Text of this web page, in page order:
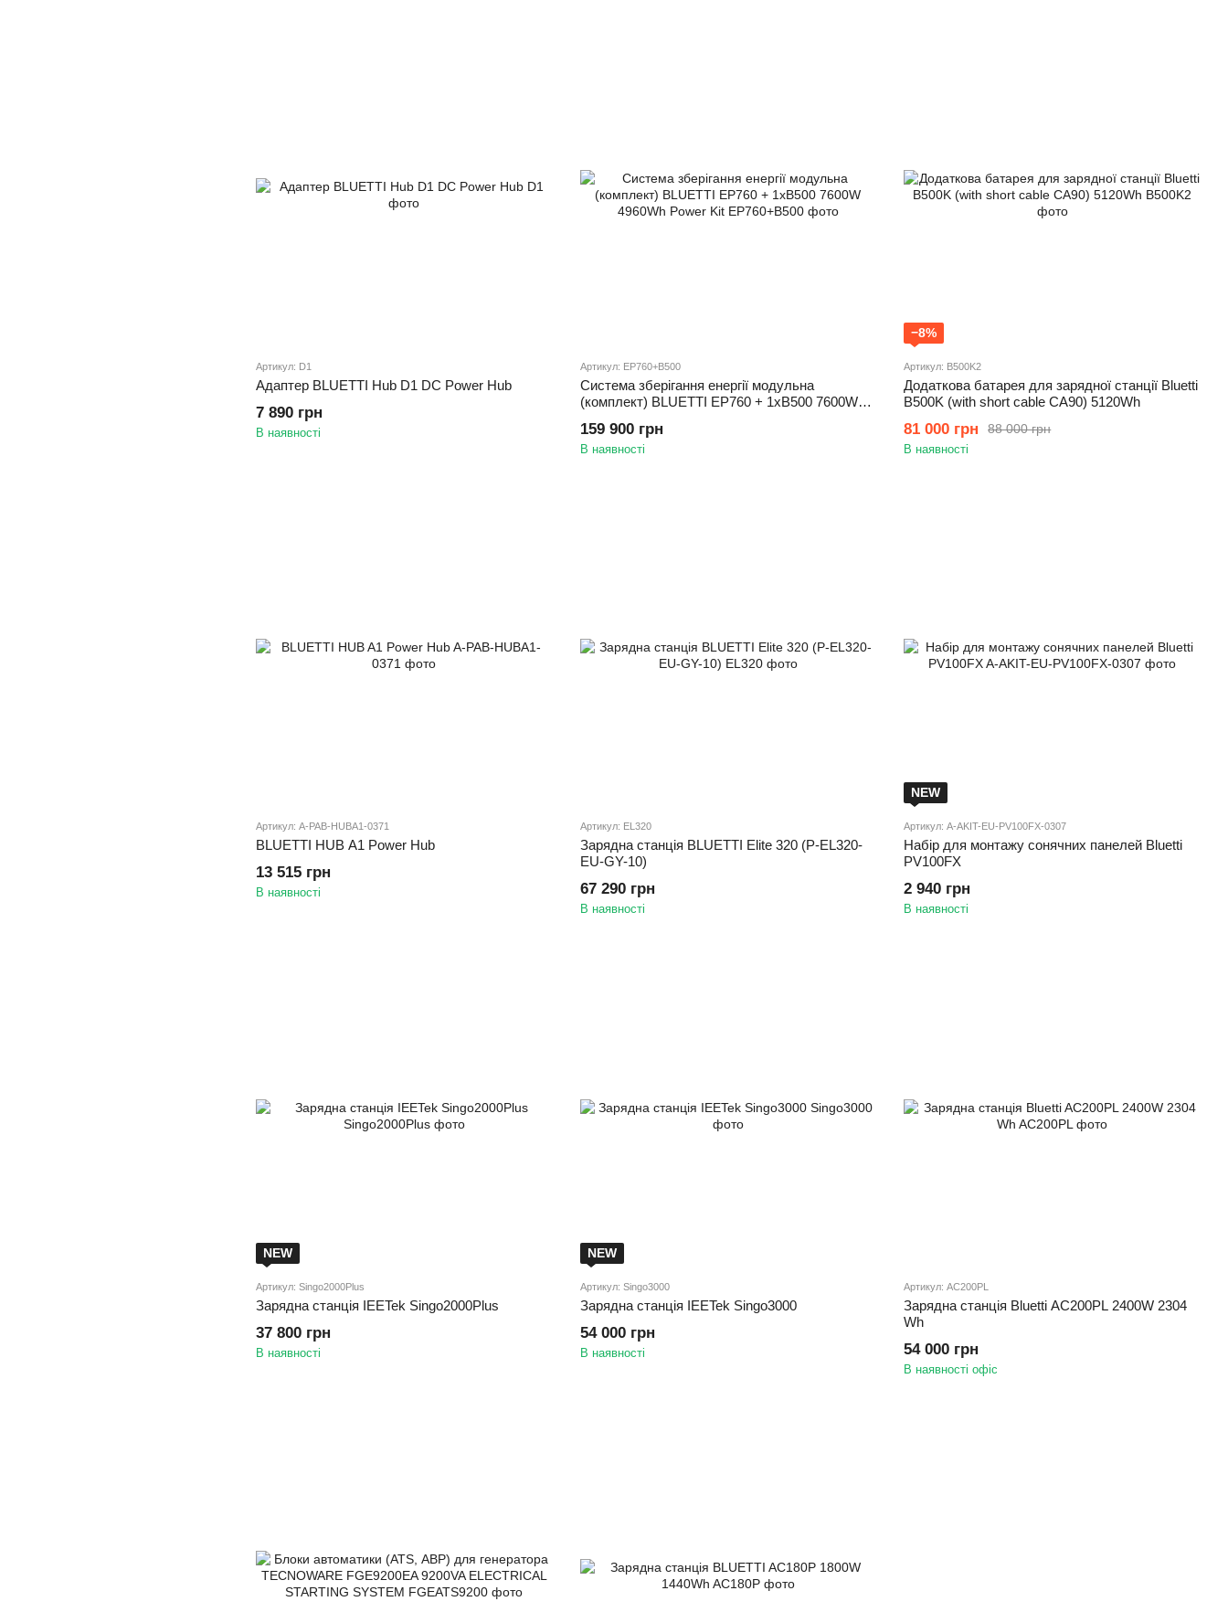
Артикул: D1
Адаптер BLUETTI Hub D1 DC Power Hub
7 890 грн
В наявності
Артикул: EP760+B500
Система зберігання енергії модульна
(комплект) BLUETTI EP760 + 1xB500 7600W
159 900 грн
В наявності
−8%
Артикул: B500K2
Додаткова батарея для зарядної станції Bluetti
B500K (with short cable CA90) 5120Wh
88 000 грн
81 000 грн
В наявності
Артикул: A-PAB-HUBA1-0371
BLUETTI HUB A1 Power Hub
13 515 грн
В наявності
Артикул: EL320
Зарядна станція BLUETTI Elite 320 (P-EL320-
EU-GY-10)
67 290 грн
В наявності
NEW
Артикул: A-AKIT-EU-PV100FX-0307
Набір для монтажу сонячних панелей Bluetti
PV100FX
2 940 грн
В наявності
NEW
Артикул: Singo2000Plus
Зарядна станція IEETek Singo2000Plus
37 800 грн
В наявності
NEW
Артикул: Singo3000
Зарядна станція IEETek Singo3000
54 000 грн
В наявності
Артикул: AC200PL
Зарядна станція Bluetti AC200PL 2400W 2304
Wh
54 000 грн
В наявності офіс